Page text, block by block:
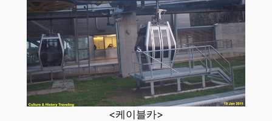
<케이블카>